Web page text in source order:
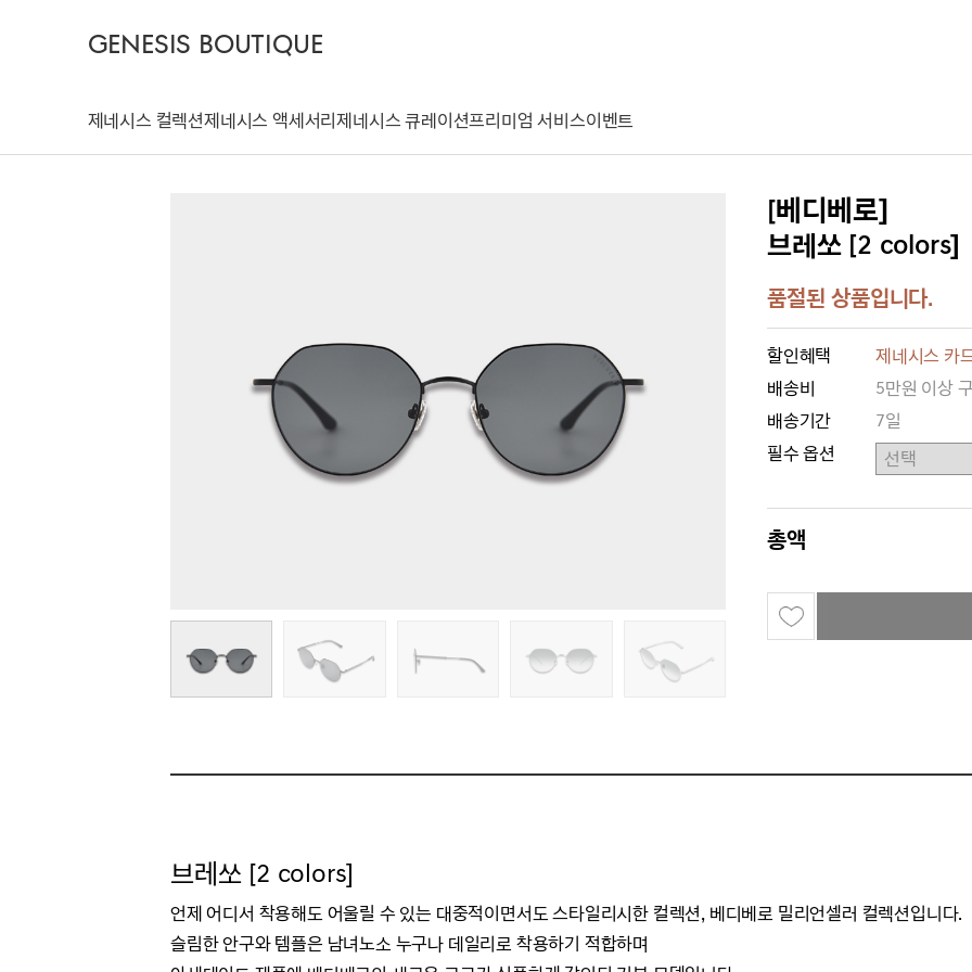
GENESIS BOUTIQUE
제네시스 컬렉션제네시스 액세서리제네시스 큐레이션프리미엄 서비스이벤트
[베디베로]
브레쏘 [2 colors]
품절된 상품입니다.
할인혜택
제네시스 카
배송비
5만원 이상
배송기간
7일
필수 옵션
총액
브레쏘 [2 colors]
언제 어디서 착용해도 어울릴 수 있는 대중적이면서도 스타일리시한 컬렉션, 베디베로 밀리언셀러 컬렉션입니다.
슬림한 안구와 템플은 남녀노소 누구나 데일리로 착용하기 적합하며